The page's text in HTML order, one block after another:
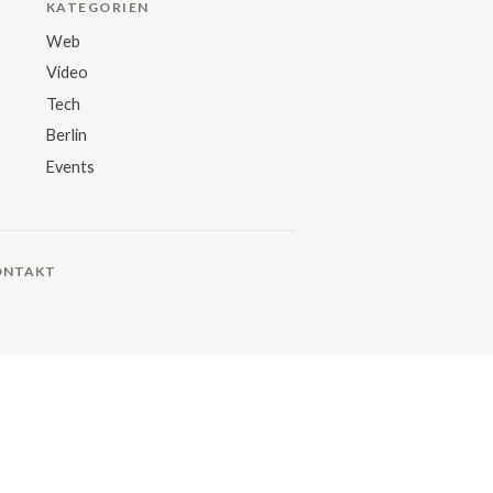
KATEGORIEN
Web
Video
Tech
Berlin
Events